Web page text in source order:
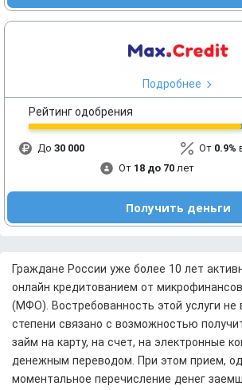
Граждане России уже более 10 лет
онлайн кредитованием от
(МФО). Востребованность этой услуги не
степени связано с возможностью
займ на карту, на счет, на электронные
денежным переводом. При этом прием,
моментальное перечисление денег
Подробнее
Рейтинг одобрения
До 30 000 От 0.9%
От 18 до 70лет
Получить деньги